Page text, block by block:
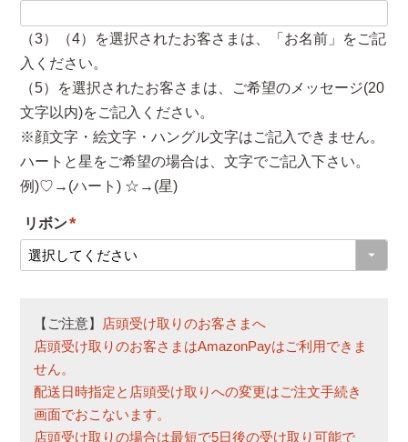
（3）（4）を選択されたお客さまは、「お名前」をご記
入ください。
（5）を選択されたお客さまは、ご希望のメッセージ(20
文字以内)をご記入ください。
※顔文字・絵文字・ハングル文字はご記入できません。
ハートと星をご希望の場合は、文字でご記入下さい。
例)♡→(ハート) ☆→(星)
リボン
(
必
)
【ご注意】 店頭受け取りのお客さまへ
店頭受け取りのお客さまはAmazonPayはご利用できま
せん。
配送日時指定と店頭受け取りへの変更はご注文手続き
画面でおこないます。
店頭受け取りの場合は最短で5日後の受け取り可能で